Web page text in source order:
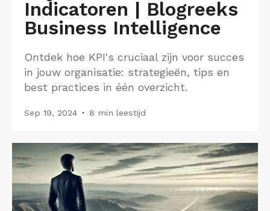
Indicatoren | Blogreeks
Business Intelligence
Ontdek hoe KPI's cruciaal zijn voor succes
in jouw organisatie: strategieën, tips en
best practices in één overzicht.
Sep 19, 2024 8 min leestijd